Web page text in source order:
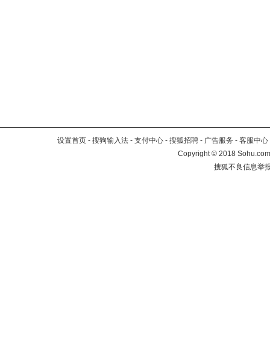
设置首页 - 搜狗输入法 - 支付中心 - 搜狐招聘 - 广告服务 - 客服中心
Copyright©2018
搜狐不良信息举